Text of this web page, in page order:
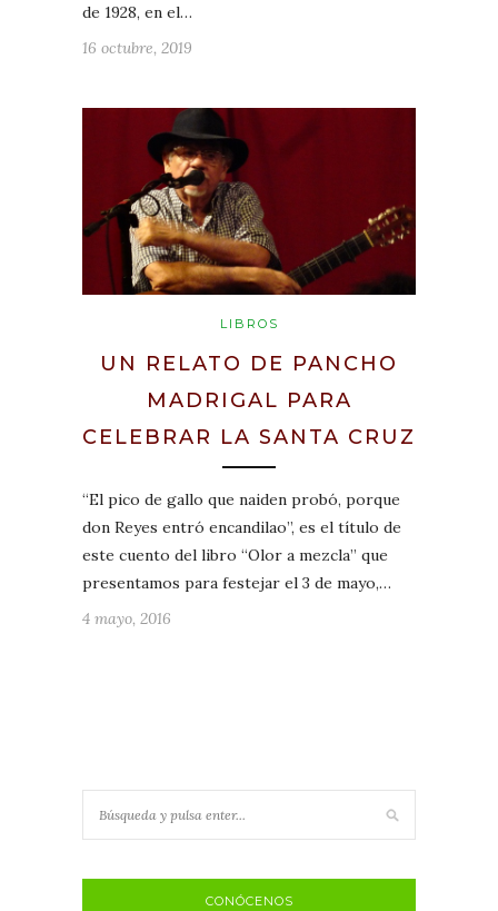
de 1928, en el…
16 octubre, 2019
LIBROS
UN RELATO DE PANCHO
MADRIGAL PARA
CELEBRAR LA SANTA CRUZ
“El pico de gallo que naiden probó, porque
don Reyes entró encandilao”, es el título de
este cuento del libro “Olor a mezcla” que
presentamos para festejar el 3 de mayo,…
4 mayo, 2016
CONÓCENOS